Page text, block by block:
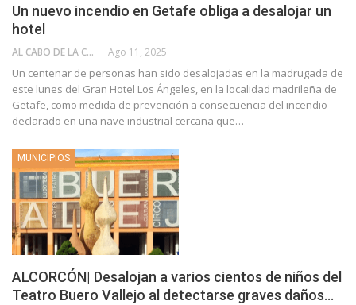
Un nuevo incendio en Getafe obliga a desalojar un
hotel
AL CABO DE LA CALLE Ago 11, 2025
Un centenar de personas han sido desalojadas en la madrugada de
este lunes del Gran Hotel Los Ángeles, en la localidad madrileña de
Getafe, como medida de prevención a consecuencia del incendio
declarado en una nave industrial cercana que…
MUNICIPIOS
ALCORCÓN| Desalojan a varios cientos de niños del
Teatro Buero Vallejo al detectarse graves daños…